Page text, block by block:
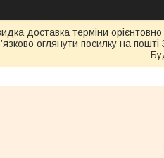
доставка терміни
оглянути посилку на